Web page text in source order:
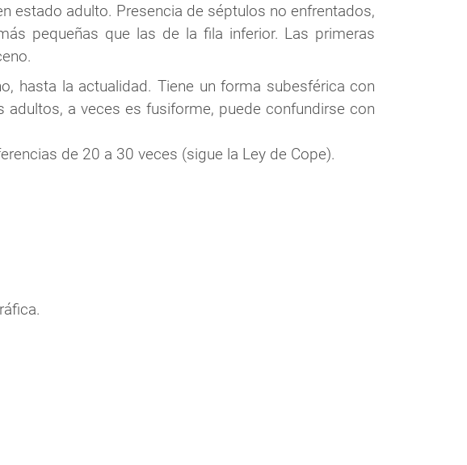
estado adulto. Presencia de séptulos no enfrentados,
pequeñas que las de la fila inferior. Las primeras
hasta la actualidad. Tiene un forma subesférica con
adultos, a veces es fusiforme, puede confundirse con
de 20 a 30 veces (sigue la Ley de Cope).